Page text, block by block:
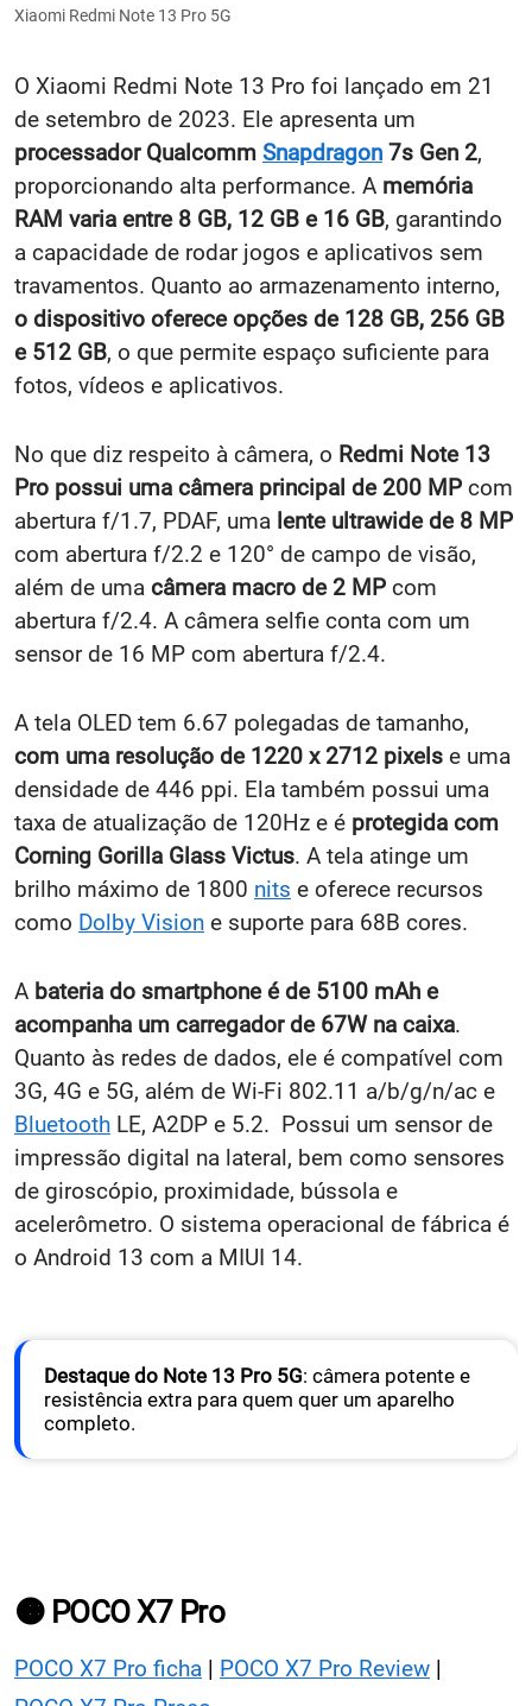
Xiaomi Redmi Note 13 Pro 5G
O Xiaomi Redmi Note 13 Pro foi lançado em 21
de setembro de 2023. Ele apresenta um
processador Qualcomm Snapdragon 7s Gen 2,
proporcionando alta performance. A memória
RAM varia entre 8 GB, 12 GB e 16 GB, garantindo
a capacidade de rodar jogos e aplicativos sem
travamentos. Quanto ao armazenamento interno,
o dispositivo oferece opções de 128 GB, 256 GB
e 512 GB, o que permite espaço suficiente para
fotos, vídeos e aplicativos.
No que diz respeito à câmera, o Redmi Note 13
Pro possui uma câmera principal de 200 MP com
abertura f/1.7, PDAF, uma lente ultrawide de 8 MP
com abertura f/2.2 e 120° de campo de visão,
além de uma câmera macro de 2 MP com
abertura f/2.4. A câmera selfie conta com um
sensor de 16 MP com abertura f/2.4.
A tela OLED tem 6.67 polegadas de tamanho,
com uma resolução de 1220 x 2712 pixels e uma
densidade de 446 ppi. Ela também possui uma
taxa de atualização de 120Hz e é protegida com
Corning Gorilla Glass Victus. A tela atinge um
brilho máximo de 1800 nits e oferece recursos
como Dolby Vision e suporte para 68B cores.
A bateria do smartphone é de 5100 mAh e
acompanha um carregador de 67W na caixa.
Quanto às redes de dados, ele é compatível com
3G, 4G e 5G, além de Wi-Fi 802.11 a/b/g/n/ac e
Bluetooth LE, A2DP e 5.2. Possui um sensor de
impressão digital na lateral, bem como sensores
de giroscópio, proximidade, bússola e
acelerômetro. O sistema operacional de fábrica é
o Android 13 com a MIUI 14.
Destaque do Note 13 Pro 5G: câmera potente e
resistência extra para quem quer um aparelho
completo.
🟠 POCO X7 Pro
POCO X7 Pro ficha | POCO X7 Pro Review |